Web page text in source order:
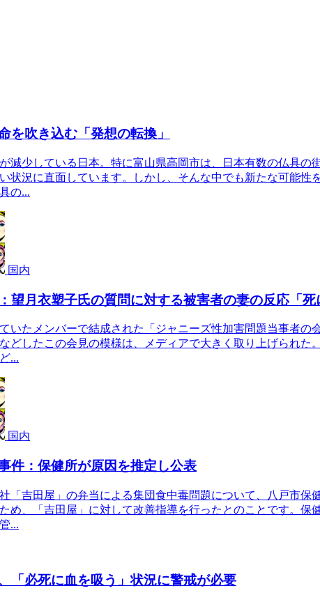
を吹き込む「発想の転換」
減少している日本。特に富山県高岡市は、日本有数の仏具の
状況に直面しています。しかし、そんな中でも新たな可能性
の...
国内
望月衣塑子氏の質問に対する被害者の妻の反応「死
いたメンバーで結成された「ジャニーズ性加害問題当事者の
どしたこの会見の模様は、メディアで大きく取り上げられた
...
国内
件：保健所が原因を推定し公表
「吉田屋」の弁当による集団食中毒問題について、八戸市保
め、「吉田屋」に対して改善指導を行ったとのことです。保
...
「必死に血を吸う」状況に警戒が必要